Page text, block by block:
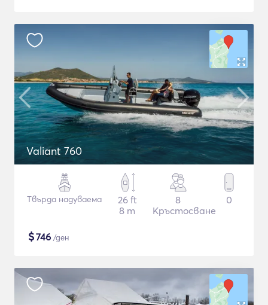
Valiant 760
Твърда надуваема
26 ft
8 m
8
Кръстосване
0
$746 /ден